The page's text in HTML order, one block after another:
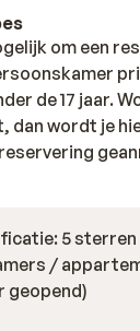
om een
de 17 jaar.
dan wordt je
5 sterren
/
geopend)